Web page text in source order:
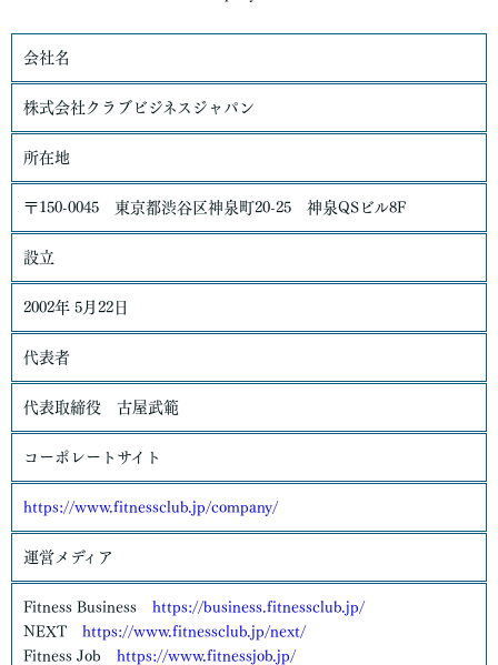
会社名
株式会社クラブビジネスジャパン
所在地
〒150-0045 東京都渋谷区神泉町20-25 神泉QSビル8F
設立
2002年 5月22日
代表者
代表取締役 古屋武範
コーポレートサイト
https://www.fitnessclub.jp/company/
運営メディア
Fitness Business https://business.fitnessclub.jp/
NEXT https://www.fitnessclub.jp/next/
Fitness Job https://www.fitnessjob.jp/